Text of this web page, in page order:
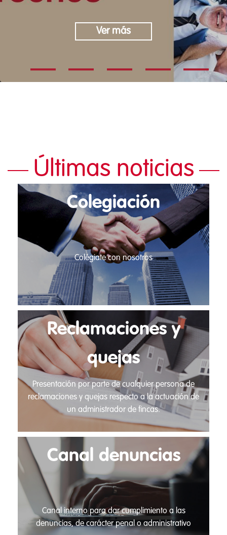
Ver más
Últimas noticias
Colegiación
Colégiate con nosotros
Reclamaciones y
quejas
Presentación por parte de cualquier persona de
reclamaciones y quejas respecto a la actuación de
un administrador de fincas.
Canal denuncias
Canal interno para dar cumplimiento a las
denuncias, de carácter penal o administrativo